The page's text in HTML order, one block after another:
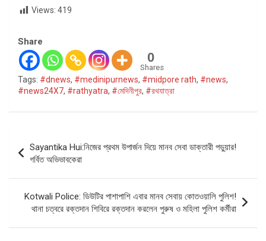
Views: 419
Share
0
Shares
Tags: #dnews, #medinipurnews, #midpore rath, #news,
#news24X7, #rathyatra, #মেদিনীপুর, #রথযাত্রা
navigation
Sayantika Hui:নিজের প্রথম উপার্জন দিয়ে মানব সেবা ডাক্তারী পড়ুয়ার!
গর্বিত অভিভাবকেরা
Kotwali Police: ডিউটির পাশাপাশি এবার মানব সেবায় কোতওয়ালি পুলিশ!
থানা চত্বরে রক্তদান শিবিরে রক্তদান করলেন পুরুষ ও মহিলা পুলিশ কর্মীরা